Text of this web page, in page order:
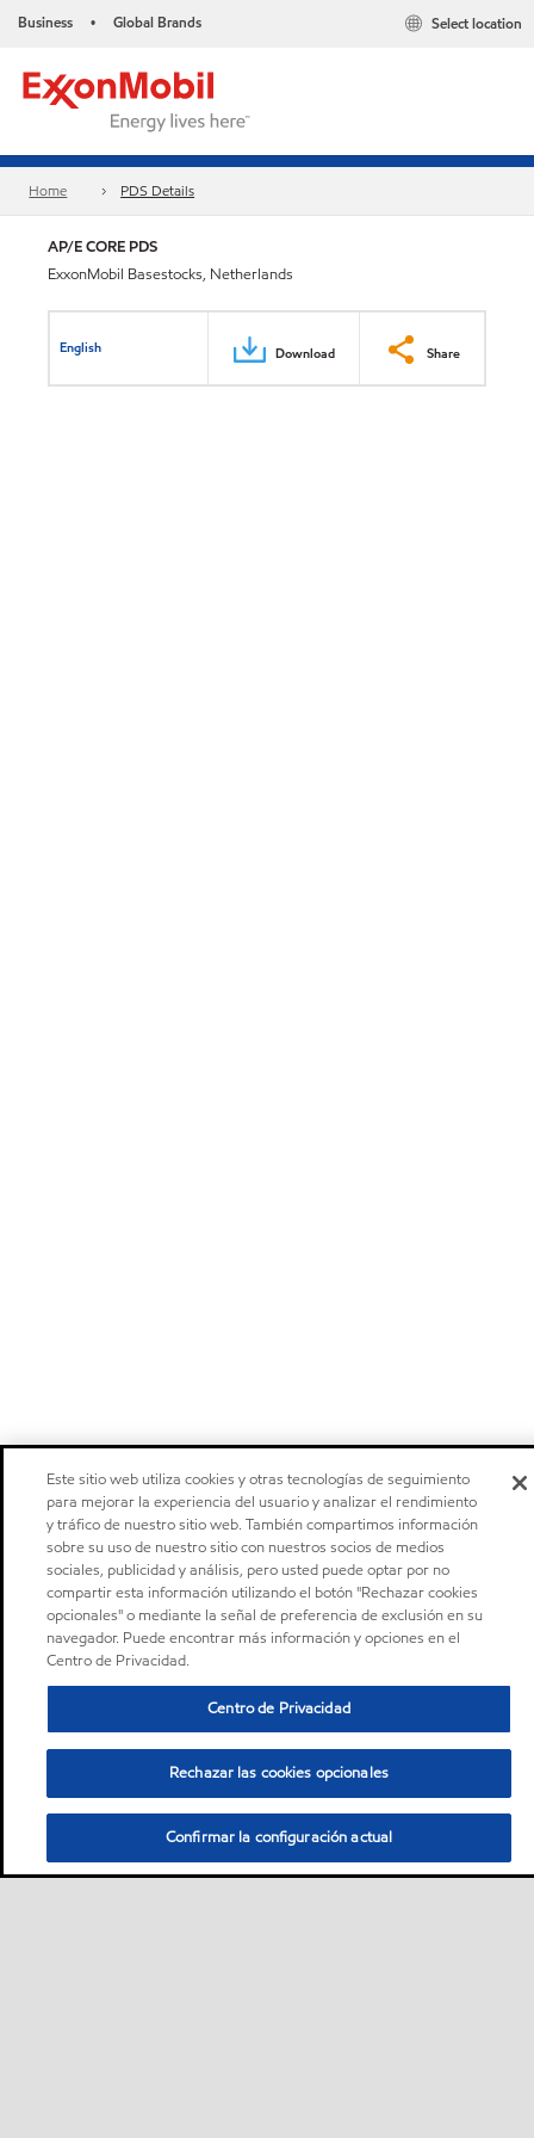
Business • Global Brands Select location
Home PDS Details
AP/E CORE PDS
ExxonMobil Basestocks, Netherlands
English Download Share
Este sitio web utiliza cookies y otras tecnologías de seguimiento
para mejorar la experiencia del usuario y analizar el rendimiento
y tráfico de nuestro sitio web. También compartimos información
sobre su uso de nuestro sitio con nuestros socios de medios
sociales, publicidad y análisis, pero usted puede optar por no
compartir esta información utilizando el botón "Rechazar cookies
opcionales" o mediante la señal de preferencia de exclusión en su
navegador. Puede encontrar más información y opciones en el
Centro de Privacidad.
Centro de Privacidad
Rechazar las cookies opcionales
Confirmar la configuración actual